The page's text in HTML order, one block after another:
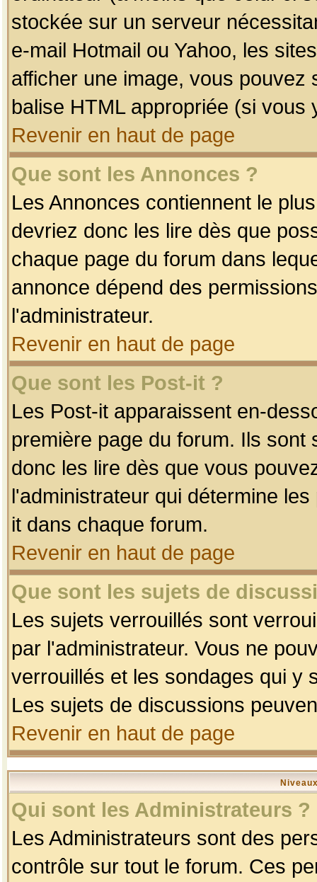
stockée sur un serveur
e-mail Hotmail ou Yahoo, les
afficher une image, vous pouvez
balise HTML appropriée (si vous
Revenir en haut de page
Que sont les Annonces ?
Les Annonces contiennent le
devriez donc les lire dès que
chaque page du forum dans
annonce dépend des
l'administrateur.
Revenir en haut de page
Que sont les Post-it ?
Les Post-it apparaissent en-
première page du forum. Ils
donc les lire dès que vous
l'administrateur qui détermine
it dans chaque forum.
Revenir en haut de page
Que sont les sujets de
Les sujets verrouillés sont
par l'administrateur. Vous ne
verrouillés et les sondages qui y
Les sujets de discussions
Revenir en haut de page
Qui sont les Administrateurs ?
Les Administrateurs sont des
contrôle sur tout le forum. Ces